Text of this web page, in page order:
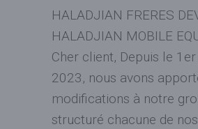
HALADJIAN FRERES
HALADJIAN MOBILE
Cher client, Depuis le
2023, nous avons
modifications à notre
structuré chacune de